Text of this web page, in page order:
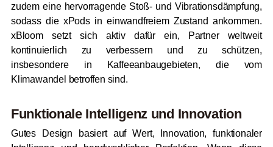
zudem eine hervorragende Stoß- und Vibrationsdämpfung,
sodass die xPods in einwandfreiem Zustand ankommen.
xBloom setzt sich aktiv dafür ein, Partner weltweit
kontinuierlich zu verbessern und zu schützen,
insbesondere in Kaffeeanbaugebieten, die vom
Klimawandel betroffen sind.
Funktionale Intelligenz und Innovation
Gutes Design basiert auf Wert, Innovation, funktionaler